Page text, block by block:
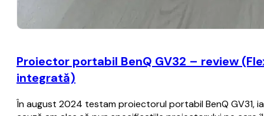
Proiector portabil BenQ GV32 – review
integrată)
În august 2024 testam proiectorul portabil BenQ GV31,